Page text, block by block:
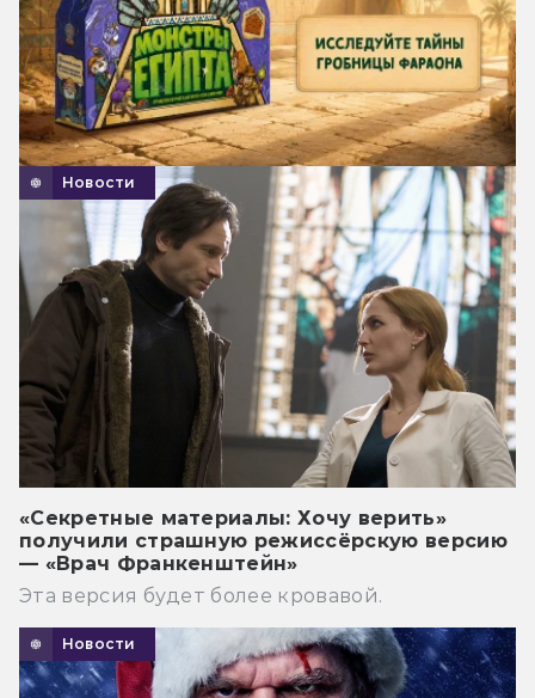
Новости
«Секретные материалы: Хочу верить»
получили страшную режиссёрскую версию
— «Врач Франкенштейн»
Эта версия будет более кровавой.
Новости